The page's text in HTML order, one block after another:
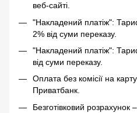
веб-сайті.
"Накладений платіж":
2% від суми переказу.
"Накладений платіж":
від суми переказу.
Оплата без комісії на
Приватбанк.
Безготівковий